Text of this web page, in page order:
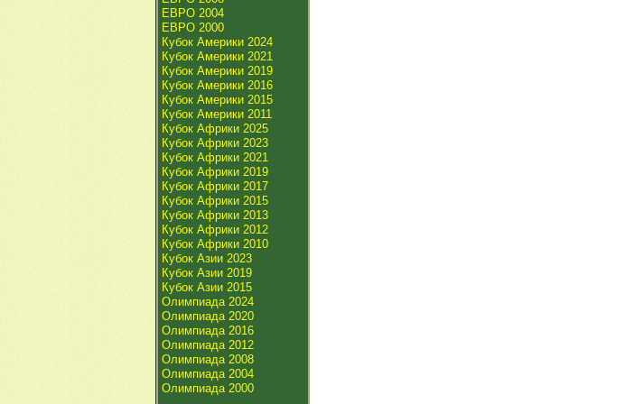
ЕВРО 2004
ЕВРО 2000
Кубок Америки 2024
Кубок Америки 2021
Кубок Америки 2019
Кубок Америки 2016
Кубок Америки 2015
Кубок Америки 2011
Кубок Африки 2025
Кубок Африки 2023
Кубок Африки 2021
Кубок Африки 2019
Кубок Африки 2017
Кубок Африки 2015
Кубок Африки 2013
Кубок Африки 2012
Кубок Африки 2010
Кубок Азии 2023
Кубок Азии 2019
Кубок Азии 2015
Олимпиада 2024
Олимпиада 2020
Олимпиада 2016
Олимпиада 2012
Олимпиада 2008
Олимпиада 2004
Олимпиада 2000